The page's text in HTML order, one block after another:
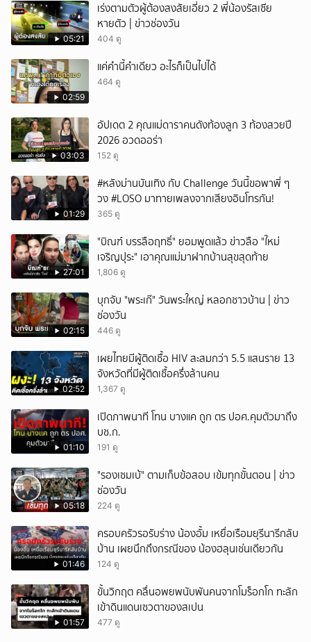
05:21
เร่งตามตัวผู้ต้องสงสัยเอี่ยว 2 พี่น้องรัสเซีย
หายตัว | ข่าวช่องวัน
404 ดู
02:59
แค่คำนี้คำเดียว อะไรก็เป็นไปได้
464 ดู
03:03
อัปเดต 2 คุณแม่ดาราคนดังท้องลูก 3 ท้องสวยปี
2026 อวดออร่า
152 ดู
01:29
#หลังม่านบันเทิง กับ Challenge วันนี้ขอพาพี่ ๆ
วง #LOSO มาทายเพลงจากเสียงอินโทรกัน!
365 ดู
27:01
"บิณฑ์ บรรลือฤทธิ์" ยอมพูดแล้ว ข่าวลือ "ใหม่
เจริญปุระ" เอาคุณแม่มาฝากบ้านสุขสุดท้าย
1,806 ดู
02:15
บุกจับ "พระเก๊" วันพระใหญ่ หลอกชาวบ้าน | ข่าว
ช่องวัน
446 ดู
02:52
เผยไทยมีผู้ติดเชื้อ HIV สะสมกว่า 5.5 แสนราย 13
จังหวัดที่มีผู้ติดเชื้อครึ่งล้านคน
1,367 ดู
01:10
เปิดภาพนาที โทน บางแค ถูก ตร ปอศ.คุมตัวมาถึง
บช.ก.
191 ดู
05:18
"รองเซมเบ้" ตามเก็บข้อสอบ เข้มทุกขั้นตอน | ข่าว
ช่องวัน
224 ดู
01:46
ครอบครัวรอรับร่าง น้องอั้ม เหยื่อเรือมยุรีนารีกลับ
บ้าน เผยนึกถึงกรณีของ น้องฮลุนเช่นเดียวกัน
124 ดู
01:57
ขั้นวิกฤต คลื่นอพยพนับพันคนจากโมร็อกโก ทะลัก
เข้าดินแดนเซวตาของสเปน
477 ดู